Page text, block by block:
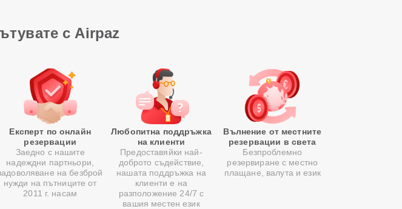
с Airpaz
Експерт по онлайн
резервации
Заедно с нашите
надеждни партньори,
на безброй
нужди на пътниците от
2011 г. насам
Любопитна поддръжка
на клиенти
Предоставяйки най-
доброто съдействие,
нашата поддръжка на
клиенти е на
разположение 24/7 с
вашия местен език
Вълнение от местните
резервации в света
Безпроблемно
резервиране с местно
плащане, валута и език